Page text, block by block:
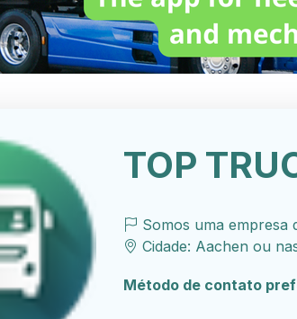
TOP
Somos uma empresa
Cidade: Aachen ou
Método de contato